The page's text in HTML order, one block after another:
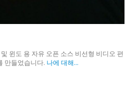
윈도 용 자유 오픈 소스 비선형 비디오 편
만들었습니다. 나에 대해...